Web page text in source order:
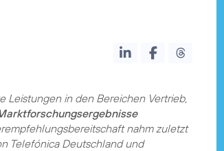
Leistungen in den Bereichen Vertrieb,
nahm zuletzt
Telefónica Deutschland und